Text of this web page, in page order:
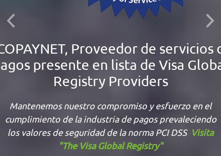
Proveedor de servicios
presente en lista de Visa
Registry Providers
Mantenemos nuestro compromiso y esfuerzo en el
cumplimiento de la industria de pagos prevaleciendo
los valores de seguridad de la norma PCI DSS Visita
"The Visa Global Registry"
Previous